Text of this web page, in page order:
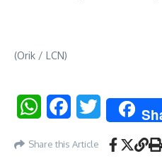
(Orik / LCN)
WhatsAppFacebookTwitter
Share this Article